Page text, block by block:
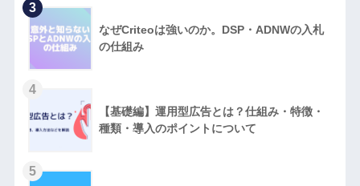
3
なぜCriteoは強いのか。DSP・ADNWの入札
の仕組み
4
【基礎編】運用型広告とは？仕組み・特徴・
種類・導入のポイントについて
5